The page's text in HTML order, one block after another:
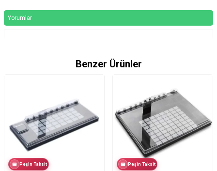
Yorumlar
Benzer Ürünler
Peşin Taksit Peşin Taksit